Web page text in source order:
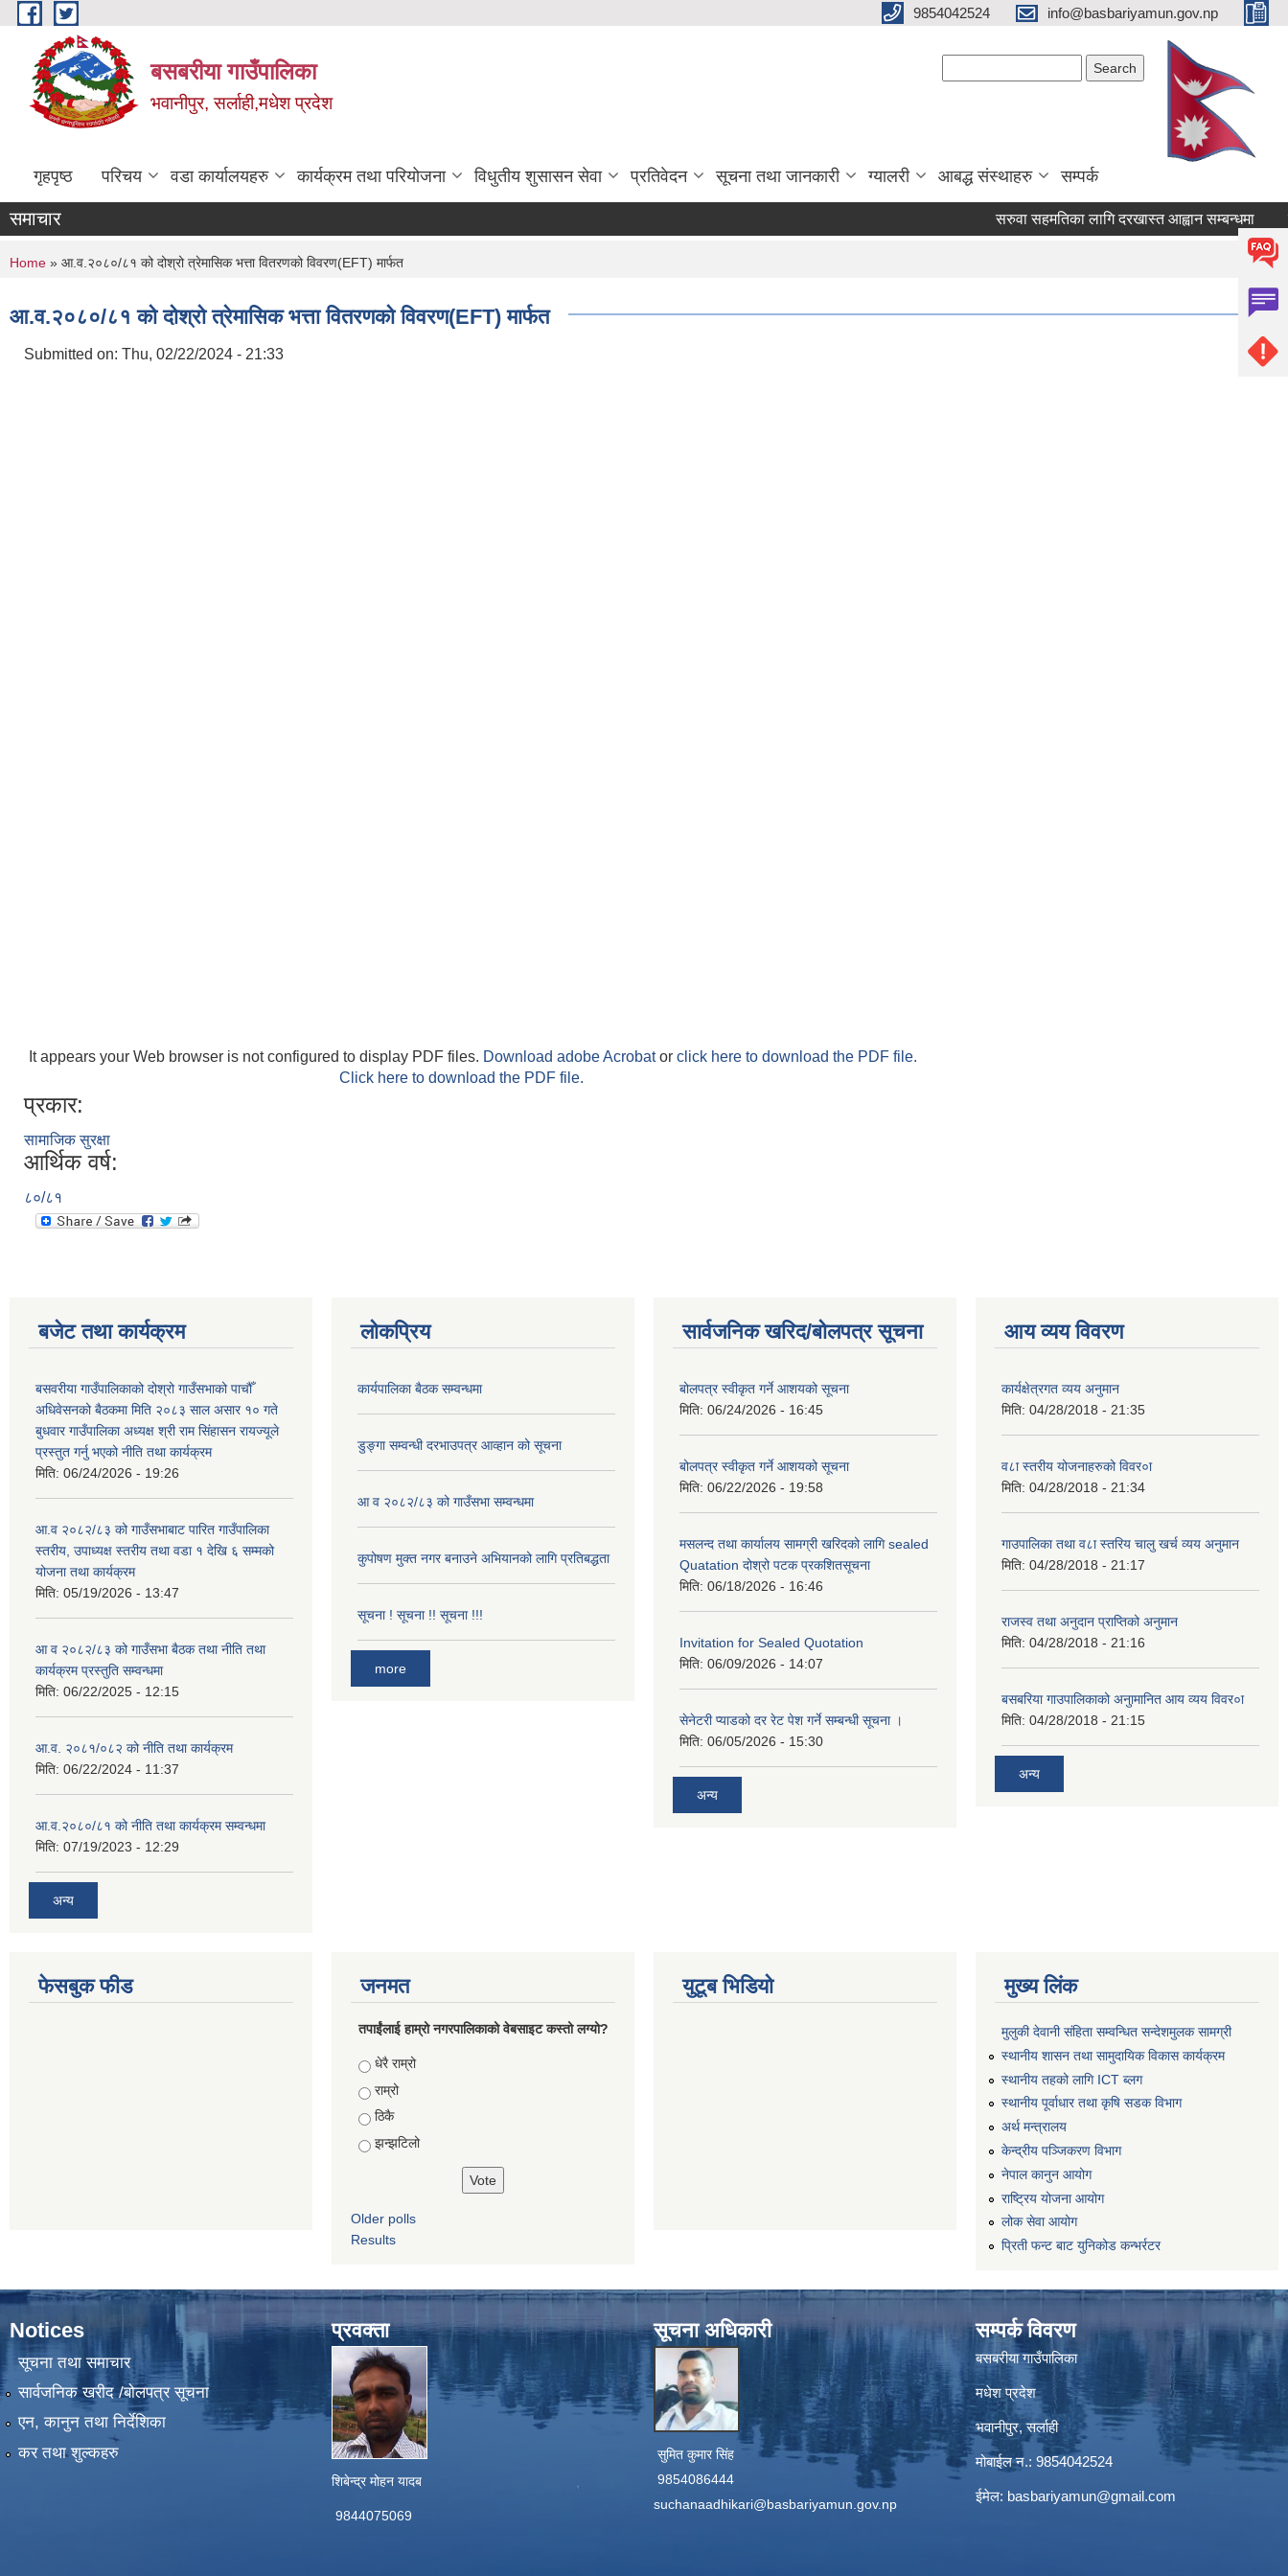
Skip to main content 9854042524 info@basbariyamun.gov.np
बसबरीया गाउँपालिका
भवानीपुर, सर्लाही,मधेश प्रदेश
गृहपृष्ठ परिचय वडा कार्यालयहरु कार्यक्रम तथा परियोजना विधुतीय शुसासन सेवा प्रतिवेदन सूचना तथा जानकारी ग्यालरी आबद्ध संस्थाहरु सम्पर्क
समाचार सरुवा सहमतिका लागि दरखास्त आह्वान सम्बन्धमा
You are here
Home » आ.व.२०८०/८१ को दोश्रो त्रेमासिक भत्ता वितरणको विवरण(EFT) मार्फत
आ.व.२०८०/८१ को दोश्रो त्रेमासिक भत्ता वितरणको विवरण(EFT) मार्फत
Submitted on: Thu, 02/22/2024 - 21:33
It appears your Web browser is not configured to display PDF files. Download adobe Acrobator click here to download the PDF file.
Click here to download the PDF file.
प्रकार:
सामाजिक सुरक्षा
आर्थिक वर्ष:
८०/८१
बजेट तथा कार्यक्रम
बसवरीया गाउँपालिकाको दोश्रो गाउँसभाको पाचौँ
अधिवेसनको बैठकमा मिति २०८३ साल असार १० गते
बुधवार गाउँपालिका अध्यक्ष श्री राम सिंहासन रायज्यूले
प्रस्तुत गर्नु भएको नीति तथा कार्यक्रम
मिति: 06/24/2026 - 19:26
आ.व २०८२/८३ को गाउँसभाबाट पारित गाउँपालिका
स्तरीय, उपाध्यक्ष स्तरीय तथा वडा १ देखि ६ सम्मको
योजना तथा कार्यक्रम
मिति: 05/19/2026 - 13:47
आ व २०८२/८३ को गाउँसभा बैठक तथा नीति तथा
कार्यक्रम प्रस्तुति सम्वन्धमा
मिति: 06/22/2025 - 12:15
आ.व. २०८१/०८२ को नीति तथा कार्यक्रम
मिति: 06/22/2024 - 11:37
आ.व.२०८०/८१ को नीति तथा कार्यक्रम सम्वन्धमा
मिति: 07/19/2023 - 12:29
अन्य
लोकप्रिय
कार्यपालिका बैठक सम्वन्धमा
डुङ्गा सम्वन्धी दरभाउपत्र आव्हान को सूचना
आ व २०८२/८३ को गाउँसभा सम्वन्धमा
कुपोषण मुक्त नगर बनाउने अभियानको लागि प्रतिबद्धता
सूचना ! सूचना !! सूचना !!!
more
सार्वजनिक खरिद/बोलपत्र सूचना
बोलपत्र स्वीकृत गर्ने आशयको सूचना
मिति: 06/24/2026 - 16:45
बोलपत्र स्वीकृत गर्ने आशयको सूचना
मिति: 06/22/2026 - 19:58
मसलन्द तथा कार्यालय सामग्री खरिदको लागि sealed
Quatation दोश्रो पटक प्रकशितसूचना
मिति: 06/18/2026 - 16:46
Invitation for Sealed Quotation
मिति: 06/09/2026 - 14:07
सेनेटरी प्याडको दर रेट पेश गर्ने सम्बन्धी सूचना ।
मिति: 06/05/2026 - 15:30
अन्य
आय व्यय विवरण
कार्यक्षेत्रगत व्यय अनुमान
मिति: 04/28/2018 - 21:35
व८ा स्तरीय योजनाहरुको विवर०ा
मिति: 04/28/2018 - 21:34
गाउपालिका तथा व८ा स्तरिय चालु खर्च व्यय अनुमान
मिति: 04/28/2018 - 21:17
राजस्व तथा अनुदान प्राप्तिको अनुमान
मिति: 04/28/2018 - 21:16
बसबरिया गाउपालिकाको अनुामानित आय व्यय विवर०ा
मिति: 04/28/2018 - 21:15
अन्य
फेसबुक फीड जनमत
तपाईंलाई हाम्रो नगरपालिकाको वेबसाइट कस्तो लग्यो?
Choices
धेरै राम्रो
राम्रो
ठिकै
झन्झटिलो
Older polls
Results
युटूब भिडियो मुख्य लिंक
मुलुकी देवानी संहिता सम्वन्धित सन्देशमुलक सामग्री
स्थानीय शासन तथा सामुदायिक विकास कार्यक्रम
स्थानीय तहको लागि ICT ब्लग
स्थानीय पूर्वाधार तथा कृषि सडक विभाग
अर्थ मन्त्रालय
केन्द्रीय पञ्जिकरण विभाग
नेपाल कानुन आयोग
राष्ट्रिय योजना आयोग
लोक सेवा आयोग
प्रिती फन्ट बाट युनिकोड कन्भर्रटर
Notices
सूचना तथा समाचार
सार्वजनिक खरीद /बोलपत्र सूचना
एन, कानुन तथा निर्देशिका
कर तथा शुल्कहरु
प्रवक्ता
शिबेन्द्र मोहन यादब
9844075069
सूचना अधिकारी
सुमित कुमार सिंह
9854086444
suchanaadhikari@basbariyamun.gov.np
सम्पर्क विवरण
बसबरीया गाउँपालिका
मधेश प्रदेश
भवानीपुर, सर्लाही
मोबाईल न.: 9854042524
ईमेल: basbariyamun@gmail.com